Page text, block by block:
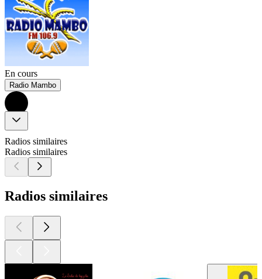
En cours
Radio Mambo
Radios similaires
Radios similaires
Radios similaires